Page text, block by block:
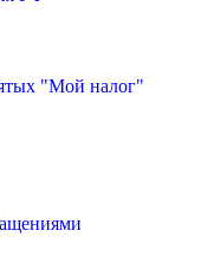
"Мой налог"